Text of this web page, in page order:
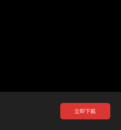
立即下載